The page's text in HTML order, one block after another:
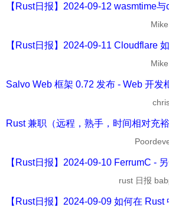
【Rust日报】2024-09-12 wasmtime
【Rust日报】2024-09-11 Cloudflare
Salvo Web 框架 0.72 发布 - Web 开发
Rust 兼职（远程，熟手，时间相对充
【Rust日报】2024-09-10 FerrumC -
rust 日报
【Rust日报】2024-09-09 如何在